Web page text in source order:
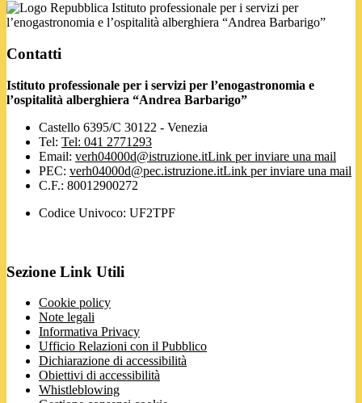
Istituto professionale per i servizi per
l’enogastronomia e l’ospitalità alberghiera “Andrea Barbarigo”
Contatti
Istituto professionale per i servizi per l’enogastronomia e
l’ospitalità alberghiera “Andrea Barbarigo”
Castello 6395/C 30122 - Venezia
Tel: Tel: 041 2771293
Email: verh04000d@istruzione.itLink per inviare una mail
PEC: verh04000d@pec.istruzione.itLink per inviare una mail
C.F.: 80012900272
Codice Univoco: UF2TPF
Sezione Link Utili
Cookie policy
Note legali
Informativa Privacy
Ufficio Relazioni con il Pubblico
Dichiarazione di accessibilità
Obiettivi di accessibilità
Whistleblowing